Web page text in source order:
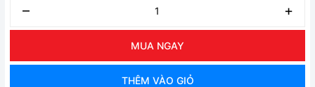
– +
MUA NGAY
THÊM VÀO GIỎ